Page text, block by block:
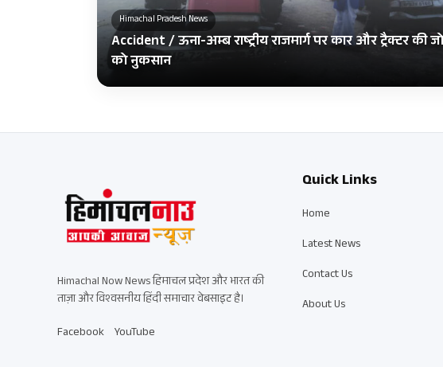
Himachal Pradesh News
Accident / ऊना-अम्ब राष्ट्रीय राजमार्ग पर कार और ट्रैक्टर की
को नुकसान
Himachal Now News हिमाचल प्रदेश और भारत की
ताज़ा और विश्वसनीय हिंदी समाचार वेबसाइट है।
Facebook YouTube
Quick Links
Home
Latest News
Contact Us
About Us